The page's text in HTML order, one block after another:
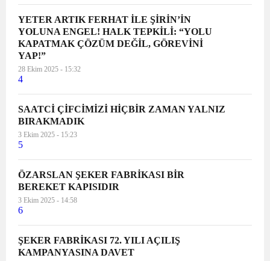
YETER ARTIK FERHAT İLE ŞİRİN’İN
YOLUNA ENGEL! HALK TEPKİLİ: “YOLU
KAPATMAK ÇÖZÜM DEĞİL, GÖREVİNİ
YAP!”
28 Ekim 2025 - 15:32
4
SAATCİ ÇİFCİMİZİ HİÇBİR ZAMAN YALNIZ
BIRAKMADIK
3 Ekim 2025 - 15:23
5
ÖZARSLAN ŞEKER FABRİKASI BİR
BEREKET KAPISIDIR
3 Ekim 2025 - 14:58
6
ŞEKER FABRİKASI 72. YILI AÇILIŞ
KAMPANYASINA DAVET